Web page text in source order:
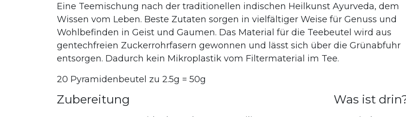
Eine Teemischung nach der traditionellen indischen Heilkunst Ayurveda, dem
Wissen vom Leben. Beste Zutaten sorgen in vielfältiger Weise für Genuss und
Wohlbefinden in Geist und Gaumen. Das Material für die Teebeutel wird aus
gentechfreien Zuckerrohrfasern gewonnen und lässt sich über die Grünabfuhr
entsorgen. Dadurch kein Mikroplastik vom Filtermaterial im Tee.
20 Pyramidenbeutel zu 2.5g = 50g
Zubereitung Was ist